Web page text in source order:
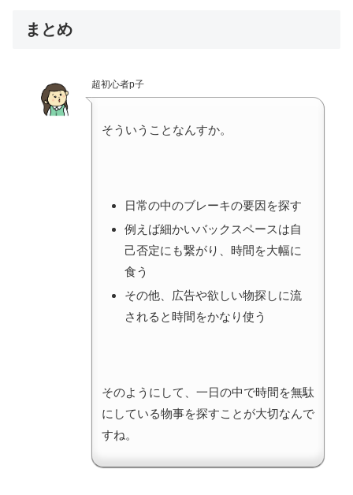
まとめ
超初心者p子
そういうことなんすか。
日常の中のブレーキの要因を探す
例えば細かいバックスペースは自
己否定にも繋がり、時間を大幅に
食う
その他、広告や欲しい物探しに流
されると時間をかなり使う
そのようにして、一日の中で時間を無駄
にしている物事を探すことが大切なんで
すね。